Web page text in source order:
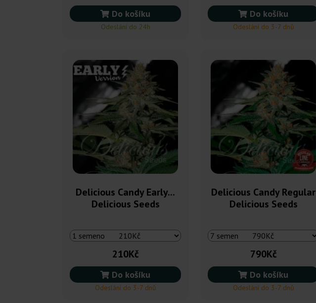
Do košíku
Odeslání do 24h
Do košíku
Odeslání do 3-7 dnů
Delicious Candy Early...
Delicious Seeds
210Kč
Do košíku
Odeslání do 3-7 dnů
Delicious Candy Regular
Delicious Seeds
790Kč
Do košíku
Odeslání do 3-7 dnů